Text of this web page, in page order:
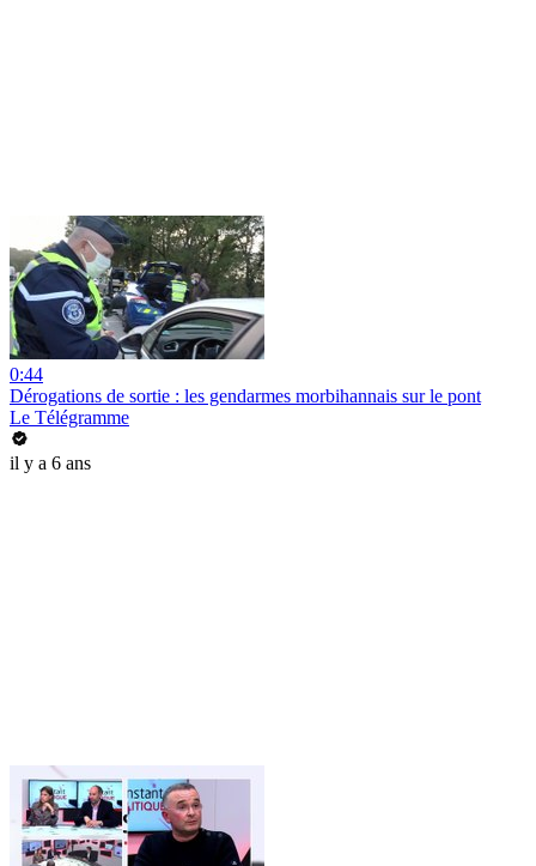
0:44
Dérogations de sortie : les gendarmes morbihannais sur le pont
Le Télégramme
il y a 6 ans